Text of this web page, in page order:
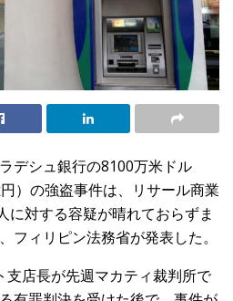
デシュ銀行の8100万米ドル
円）の強盗事件は、リサール商業
に対する容疑が晴れておらずま
フィリピン法務省が発表した。
店長が先週マカティ裁判所で